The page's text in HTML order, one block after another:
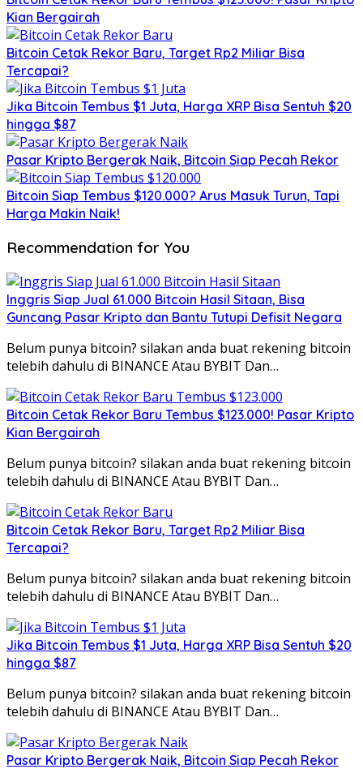
Kian Bergairah
Bitcoin Cetak Rekor Baru, Target Rp2 Miliar Bisa
Tercapai?
Jika Bitcoin Tembus $1 Juta, Harga XRP Bisa Sentuh $20
hingga $87
Pasar Kripto Bergerak Naik, Bitcoin Siap Pecah Rekor
Bitcoin Siap Tembus $120.000? Arus Masuk Turun, Tapi
Harga Makin Naik!
Recommendation for You
Inggris Siap Jual 61.000 Bitcoin Hasil Sitaan, Bisa
Guncang Pasar Kripto dan Bantu Tutupi Defisit Negara
Belum punya bitcoin? silakan anda buat rekening bitcoin
telebih dahulu di BINANCE Atau BYBIT Dan…
Bitcoin Cetak Rekor Baru Tembus $123.000! Pasar Kripto
Kian Bergairah
Belum punya bitcoin? silakan anda buat rekening bitcoin
telebih dahulu di BINANCE Atau BYBIT Dan…
Bitcoin Cetak Rekor Baru, Target Rp2 Miliar Bisa
Tercapai?
Belum punya bitcoin? silakan anda buat rekening bitcoin
telebih dahulu di BINANCE Atau BYBIT Dan…
Jika Bitcoin Tembus $1 Juta, Harga XRP Bisa Sentuh $20
hingga $87
Belum punya bitcoin? silakan anda buat rekening bitcoin
telebih dahulu di BINANCE Atau BYBIT Dan…
Pasar Kripto Bergerak Naik, Bitcoin Siap Pecah Rekor